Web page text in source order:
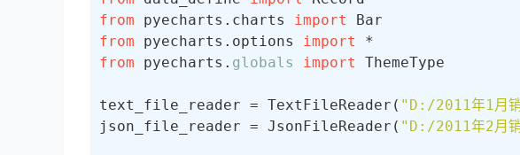
class JsonFileReader( FileReader
def __init__( self, path ):
        self.path = path
# 定义成员变量
def read_data self) -> list[Record]:
from pyecharts.charts import
from pyecharts.options import
from pyecharts. globals import ThemeType
text_file_reader = TextFileReader( "D:/2011年1月
json_file_reader = JsonFileReader( "D:/2011年2月